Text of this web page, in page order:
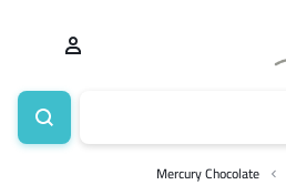
Mercury Chocolate